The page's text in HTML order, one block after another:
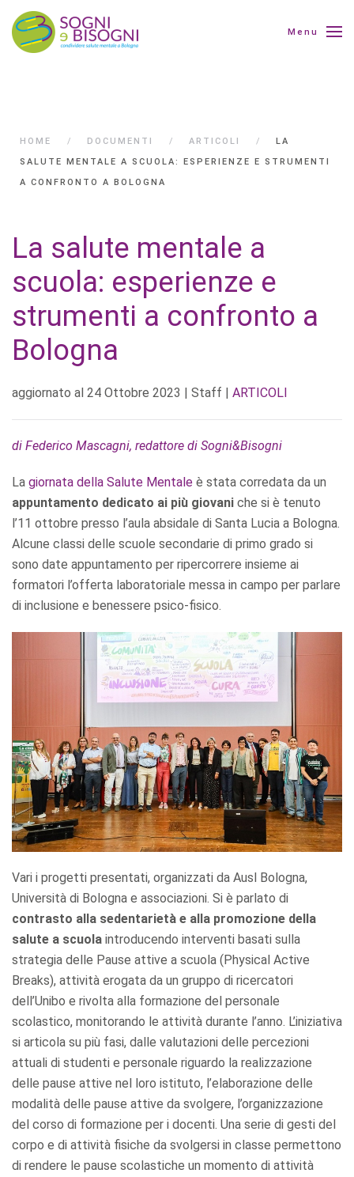
Menu
HOME DOCUMENTI ARTICOLI
LA
SALUTE MENTALE A SCUOLA: ESPERIENZE E STRUMENTI
A CONFRONTO A BOLOGNA
La salute mentale a
scuola: esperienze e
strumenti a confronto a
Bologna
aggiornato al 24 Ottobre 2023 | Staff | ARTICOLI
di Federico Mascagni, redattore di Sogni&Bisogni
La giornata della Salute Mentale è stata corredata da un
appuntamento dedicato ai più giovani che si è tenuto
l’11 ottobre presso l’aula absidale di Santa Lucia a Bologna.
Alcune classi delle scuole secondarie di primo grado si
sono date appuntamento per ripercorrere insieme ai
formatori l’offerta laboratoriale messa in campo per parlare
di inclusione e benessere psico-fisico.
Vari i progetti presentati, organizzati da Ausl Bologna,
Università di Bologna e associazioni. Si è parlato di
contrasto alla sedentarietà e alla promozione della
salute a scuola introducendo interventi basati sulla
strategia delle Pause attive a scuola (Physical Active
Breaks), attività erogata da un gruppo di ricercatori
dell’Unibo e rivolta alla formazione del personale
scolastico, monitorando le attività durante l’anno. L’iniziativa
si articola su più fasi, dalle valutazioni delle percezioni
attuali di studenti e personale riguardo la realizzazione
delle pause attive nel loro istituto, l’elaborazione delle
modalità delle pause attive da svolgere, l’organizzazione
del corso di formazione per i docenti. Una serie di gesti del
corpo e di attività fisiche da svolgersi in classe permettono
di rendere le pause scolastiche un momento di attività